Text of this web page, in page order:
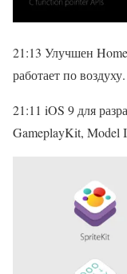
21:13 Улучшен
работает по воздуху.
21:11 iOS 9 для
GameplayKit, Model